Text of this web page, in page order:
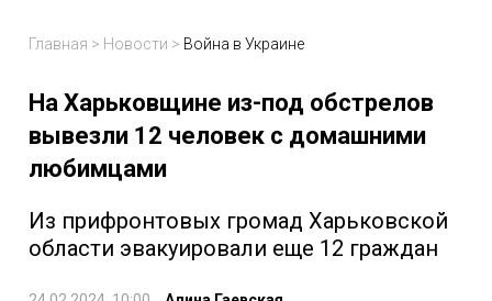
Главная > Новости > Война в Украине
На Харьковщине из-под обстрелов
вывезли 12 человек с домашними
любимцами
Из прифронтовых громад Харьковской
области эвакуировали еще 12 граждан